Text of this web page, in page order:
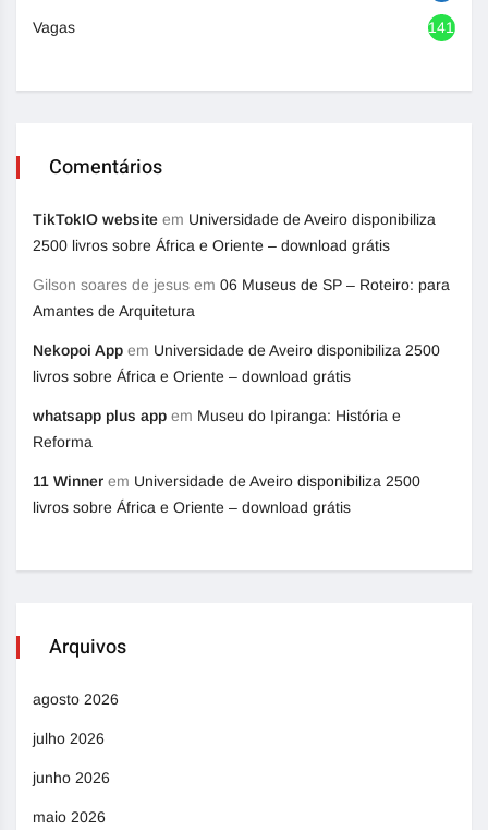
Vagas 1416
Comentários
TikTokIO website em Universidade de Aveiro disponibiliza
2500 livros sobre África e Oriente – download grátis
Gilson soares de jesus em 06 Museus de SP – Roteiro: para
Amantes de Arquitetura
Nekopoi App em Universidade de Aveiro disponibiliza 2500
livros sobre África e Oriente – download grátis
whatsapp plus app em Museu do Ipiranga: História e
Reforma
11 Winner em Universidade de Aveiro disponibiliza 2500
livros sobre África e Oriente – download grátis
Arquivos
agosto 2026
julho 2026
junho 2026
maio 2026